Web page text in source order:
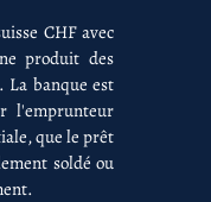
CHF avec
produit des
banque est
l'emprunteur
que le prêt
soldé ou